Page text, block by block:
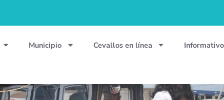
Municipio Cevallos en línea Informativo